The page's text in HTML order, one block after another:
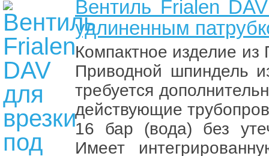
Вентиль Frialen
удлиненным
Компактное изделие
Приводной шпиндель
требуется
действующие
16 бар (вода) без
Имеет